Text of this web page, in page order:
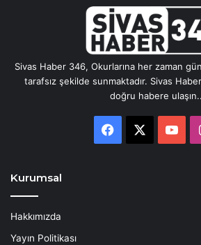
Sivas Haber 346, Okurlarına her zaman
tarafsız şekilde sunmaktadır. Sivas
doğru habere ulaşın..
Facebook
Kurumsal
Hakkımızda
Yayın Politikası